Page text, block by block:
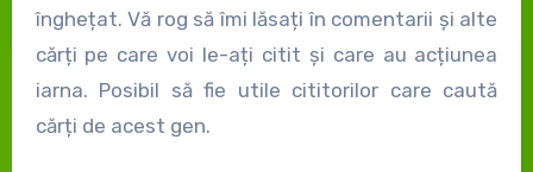
înghețat. Vă rog să îmi lăsați în comentarii și alte
cărți pe care voi le-ați citit și care au acțiunea
iarna. Posibil să fie utile cititorilor care caută
cărți de acest gen.